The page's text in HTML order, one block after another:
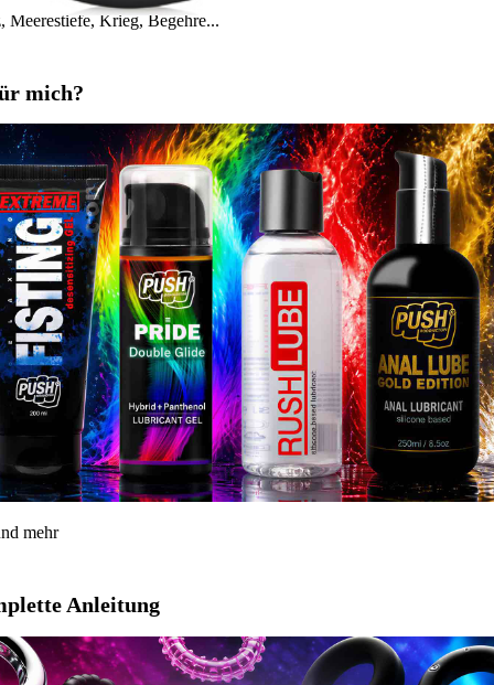
Meerestiefe, Krieg, Begehre...
mich?
mehr
Anleitung